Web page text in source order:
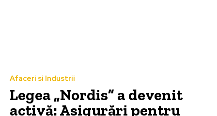
Afaceri si Industrii
Legea „Nordis” a devenit
activă: Asigurări pentru